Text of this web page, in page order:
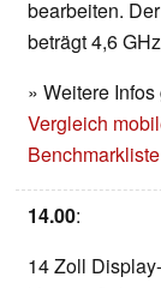
bearbeiten.
beträgt 4,6
» Weitere
Vergleich
Benchmarkliste
14.00:
14 Zoll